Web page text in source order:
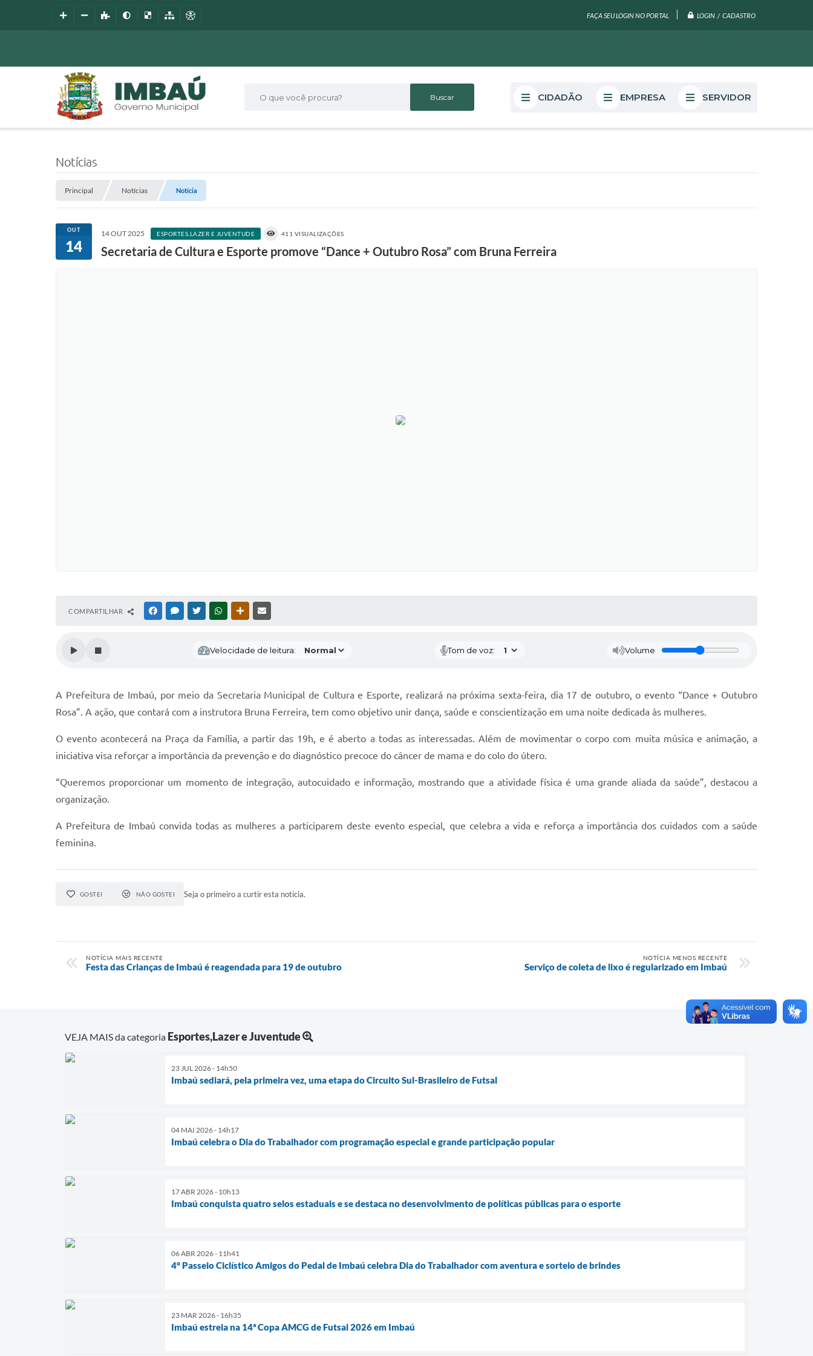
FAÇA SEU LOGIN NO PORTAL LOGIN / CADASTRO
O que você procura? CIDADÃO EMPRESA SERVIDOR
Notícias
Principal Notícias Notícia
OUT
14
14 OUT 2025 ESPORTES,LAZER E JUVENTUDE 411 VISUALIZAÇÕES
Secretaria de Cultura e Esporte promove “Dance + Outubro Rosa” com Bruna Ferreira
COMPARTILHAR FACEBOOKMESSENGER
TWITTERWHATSAPPOUTRAS MÍDIAS
Velocidade de leitura: Tom de voz: Volume
A Prefeitura de Imbaú, por meio da Secretaria Municipal de Cultura e Esporte, realizará na próxima sexta-feira, dia 17 de outubro, o evento “Dance + Outubro
Rosa”. A ação, que contará com a instrutora Bruna Ferreira, tem como objetivo unir dança, saúde e conscientização em uma noite dedicada às mulheres.
O evento acontecerá na Praça da Família, a partir das 19h, e é aberto a todas as interessadas. Além de movimentar o corpo com muita música e animação, a
iniciativa visa reforçar a importância da prevenção e do diagnóstico precoce do câncer de mama e do colo do útero.
“Queremos proporcionar um momento de integração, autocuidado e informação, mostrando que a atividade física é uma grande aliada da saúde”, destacou a
organização.
A Prefeitura de Imbaú convida todas as mulheres a participarem deste evento especial, que celebra a vida e reforça a importância dos cuidados com a saúde
feminina.
GOSTEI NÃO GOSTEI Seja o primeiro a curtir esta notícia.
NOTÍCIA MAIS RECENTE
Festa das Crianças de Imbaú é reagendada para 19 de outubro
NOTÍCIA MENOS RECENTE
Serviço de coleta de lixo é regularizado em Imbaú
VEJA MAIS da categoria Esportes,Lazer e Juventude
23 JUL 2026 - 14h50
Imbaú sediará, pela primeira vez, uma etapa do Circuito Sul-Brasileiro de Futsal
04 MAI 2026 - 14h17
Imbaú celebra o Dia do Trabalhador com programação especial e grande participação popular
17 ABR 2026 - 10h13
Imbaú conquista quatro selos estaduais e se destaca no desenvolvimento de políticas públicas para o esporte
06 ABR 2026 - 11h41
4° Passeio Ciclístico Amigos do Pedal de Imbaú celebra Dia do Trabalhador com aventura e sorteio de brindes
23 MAR 2026 - 16h35
Imbaú estreia na 14ª Copa AMCG de Futsal 2026 em Imbaú